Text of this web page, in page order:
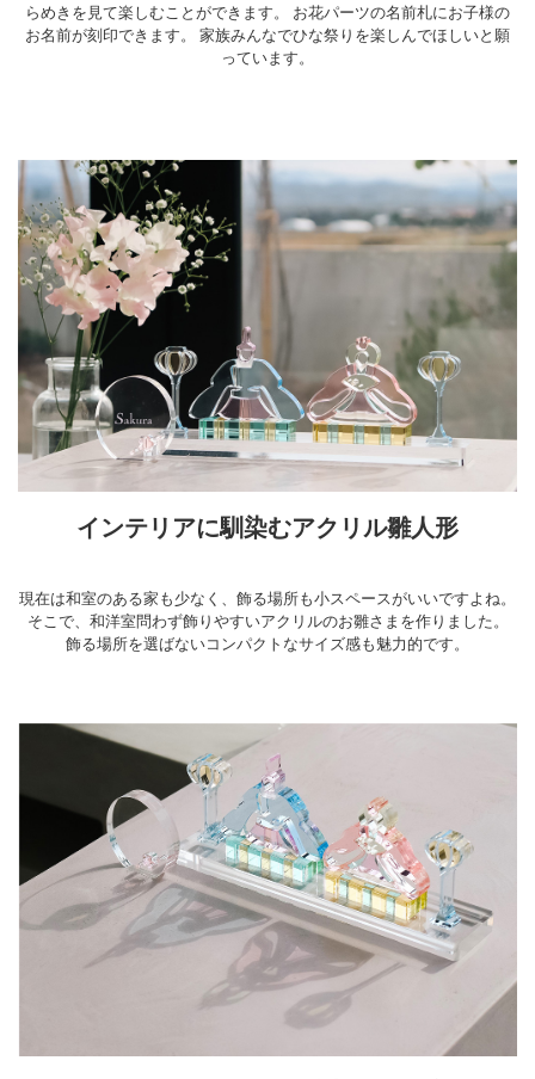
らめきを見て楽しむことができます。 お花パーツの名前札にお子様の
お名前が刻印できます。 家族みんなでひな祭りを楽しんでほしいと願
っています。
インテリアに馴染むアクリル雛人形
現在は和室のある家も少なく、飾る場所も小スペースがいいですよね。
そこで、和洋室問わず飾りやすいアクリルのお雛さまを作りました。
飾る場所を選ばないコンパクトなサイズ感も魅力的です。